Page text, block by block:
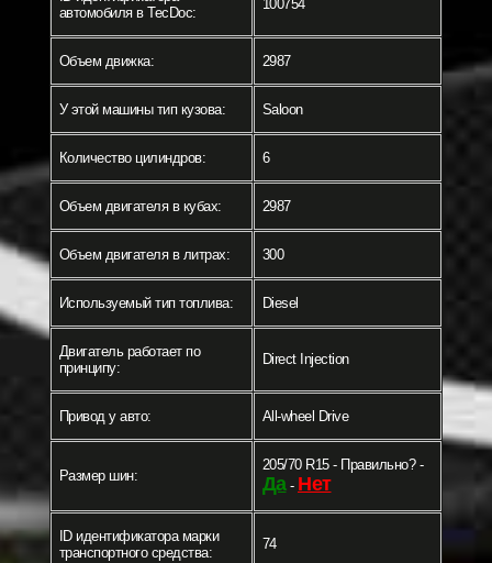
автомобиля в TecDoc:
100754
Объем движка: 2987
У этой машины тип кузова: Saloon
Количество цилиндров: 6
Объем двигателя в кубах: 2987
Объем двигателя в литрах: 300
Используемый тип топлива: Diesel
Двигатель работает по
принципу:
Direct Injection
Привод у авто: All-wheel Drive
Размер шин:
205/70 R15 - Правильно? -
Да- Нет
ID идентификатора марки
транспортного средства:
74